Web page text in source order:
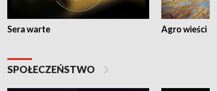
Sera warte Agro wieści
SPOŁECZEŃSTWO